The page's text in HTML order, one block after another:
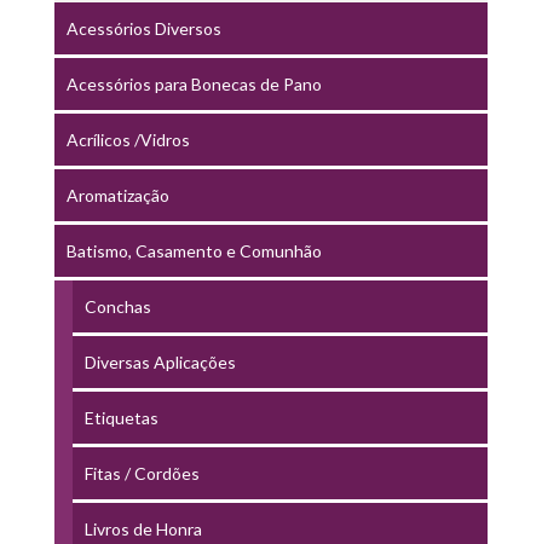
Acessórios Diversos
Acessórios para Bonecas de Pano
Acrílicos /Vidros
Aromatização
Batismo, Casamento e Comunhão
Conchas
Diversas Aplicações
Etiquetas
Fitas / Cordões
Livros de Honra